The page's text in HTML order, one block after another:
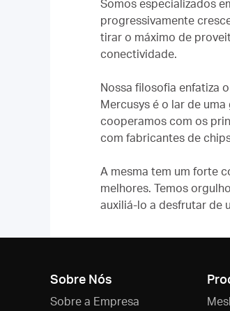
Somos especializados
progressivamente
tirar o máximo de
conectividade.
Nossa filosofia enfatiza
Mercusys é o lar de
cooperamos com os
com fabricantes de
A mesma tem um forte
melhores. Temos
auxiliá-lo a desfrutar de
Sobre Nós
Sobre a Empresa